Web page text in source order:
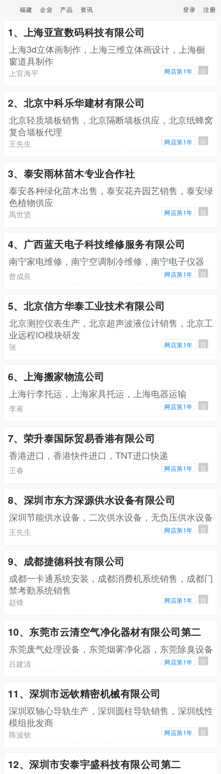
福建 企业 产品 资讯 登录 注册
1、上海亚宣数码科技有限公司
上海3d立体画制作，上海三维立体画设计，上海橱
窗道具制作
上官海平 网店第1年 百
2、北京中科乐华建材有限公司
北京轻质墙板销售，北京隔断墙板供应，北京纸蜂窝
复合墙板代理
王先生 网店第1年 百
3、泰安雨林苗木专业合作社
泰安各种绿化苗木出售，泰安花卉园艺销售，泰安绿
色植物供应
禹世贤 网店第1年 百
4、广西蓝天电子科技维修服务有限公司
南宁家电维修，南宁空调制冷维修，南宁电子仪器
曾成良 网店第1年 百
5、北京信方华泰工业技术有限公司
北京测控仪表生产，北京超声波液位计销售，北京工
业远程IO模块研发
张 网店第1年 百
6、上海搬家物流公司
上海行李托运，上海家具托运，上海电器运输
李蒋 网店第1年 百
7、荣升泰国际贸易香港有限公司
香港进口，香港快件进口，TNT进口快递
王春 网店第1年 百
8、深圳市东方深源供水设备有限公司
深圳节能供水设备，二次供水设备，无负压供水设备
王先生 网店第1年 百
9、成都捷德科技有限公司
成都一卡通系统安装，成都消费机系统销售，成都门
禁考勤系统销售
赵锋 网店第1年 百
10、东莞市云清空气净化器材有限公司第二
东莞废气处理设备，东莞烟雾净化器，东莞除臭设备
吕建清 网店第1年 百
11、深圳市远钦精密机械有限公司
深圳双轴心导轨生产，深圳圆柱导轨销售，深圳线性
模组批发商
陈波钦 网店第1年 百
12、深圳市安泰宇盛科技有限公司第二